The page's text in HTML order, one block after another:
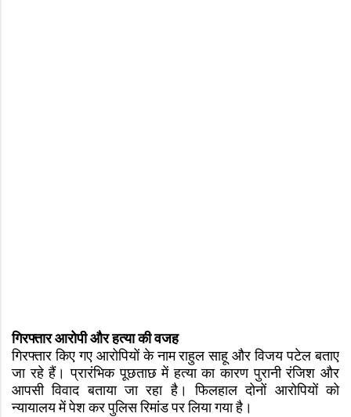
गिरफ्तार आरोपी और हत्या की वजह
गिरफ्तार किए गए आरोपियों के नाम राहुल साहू और विजय पटेल बताए
जा रहे हैं। प्रारंभिक पूछताछ में हत्या का कारण पुरानी रंजिश और
आपसी विवाद बताया जा रहा है। फिलहाल दोनों आरोपियों को
न्यायालय में पेश कर पुलिस रिमांड पर लिया गया है।